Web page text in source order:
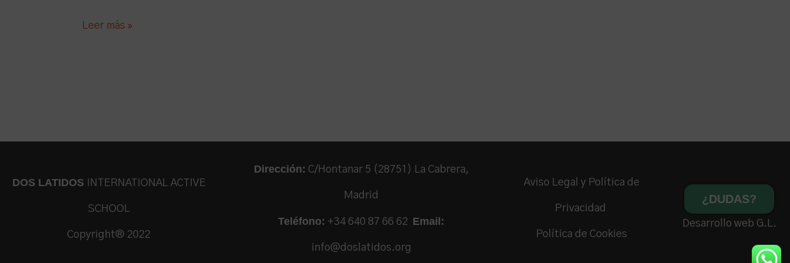
Leer más »
DOS LATIDOS INTERNATIONAL ACTIVE
SCHOOL
Copyright® 2022
Dirección: C/Hontanar 5 (28751) La Cabrera,
Madrid
Teléfono: +34 640 87 66 62 Email:
info@doslatidos.org
Aviso Legal y Política de
Privacidad
Política de Cookies
¿DUDAS?
Desarrollo web G.L.